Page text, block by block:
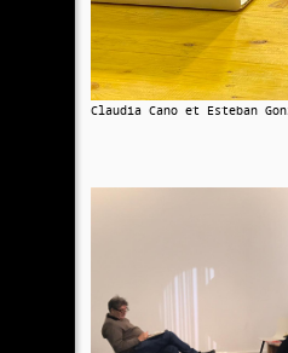
Claudia Cano et Esteban